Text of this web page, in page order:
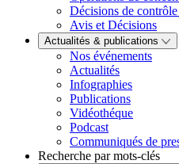
Décisions de
Avis et Décisions
Actualités & publications
Nos événements
Actualités
Infographies
Publications
Vidéothéque
Podcast
Communiqués de
Recherche par mots-clés